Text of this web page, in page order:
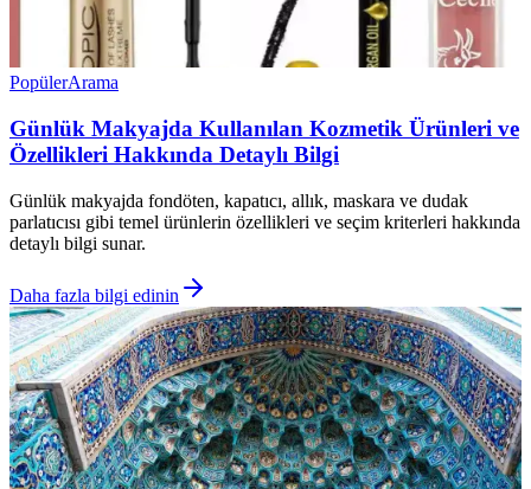
PopülerArama
Günlük Makyajda Kullanılan Kozmetik Ürünleri ve
Özellikleri Hakkında Detaylı Bilgi
Günlük makyajda fondöten, kapatıcı, allık, maskara ve dudak
parlatıcısı gibi temel ürünlerin özellikleri ve seçim kriterleri hakkında
detaylı bilgi sunar.
Daha fazla bilgi edinin